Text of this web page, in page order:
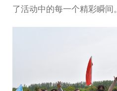
了活动中的每一个精彩瞬间。